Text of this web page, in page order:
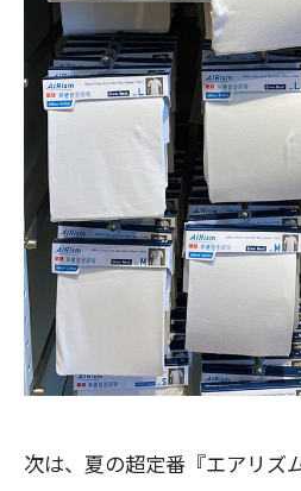
次は、夏の超定番『エアリズ